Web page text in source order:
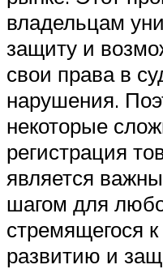
владельцам
защиту и
свои права в
нарушения.
некоторые
регистрация
является
шагом для
стремящегося
развитию и